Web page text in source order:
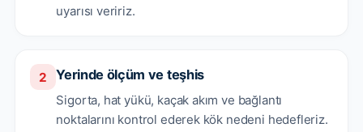
uyarısı veririz.
2 Yerinde ölçüm ve teşhis
Sigorta, hat yükü, kaçak akım ve bağlantı
noktalarını kontrol ederek kök nedeni hedefleriz.